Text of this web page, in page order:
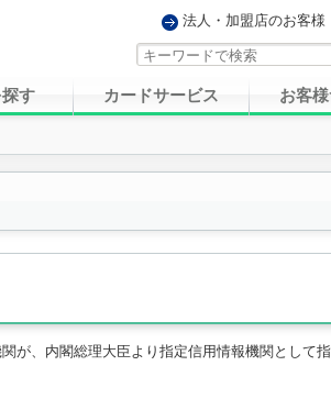
す カードサービス お客
法人・加盟店のお客様
が、内閣総理大臣より指定信用情報機関として